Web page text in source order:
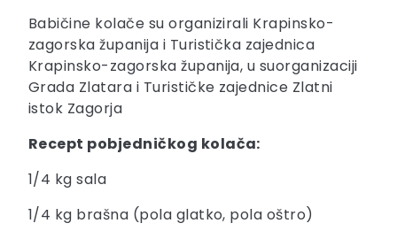
Babičine kolače su organizirali Krapinsko-
zagorska županija i Turistička zajednica
Krapinsko-zagorska županija, u suorganizaciji
Grada Zlatara i Turističke zajednice Zlatni
istok Zagorja
Recept pobjedničkog kolača:
1/4 kg sala
1/4 kg brašna (pola glatko, pola oštro)